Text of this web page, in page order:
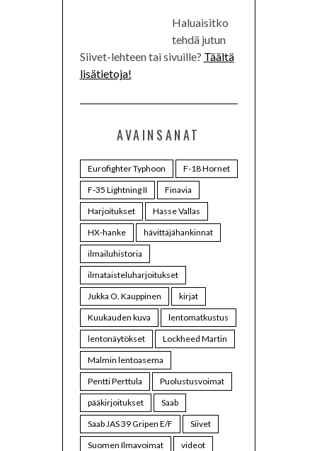
Haluaisitko
tehdä jutun
Siivet-lehteen tai sivuille? Täältä
lisätietoja!
AVAINSANAT
Eurofighter Typhoon
F-18 Hornet
F-35 Lightning II
Finavia
Harjoitukset
Hasse Vallas
HX-hanke
hävittäjähankinnat
ilmailuhistoria
ilmataisteluharjoitukset
Jukka O. Kauppinen
kirjat
Kuukauden kuva
lentomatkustus
lentonäytökset
Lockheed Martin
Malmin lentoasema
Pentti Perttula
Puolustusvoimat
pääkirjoitukset
Saab
Saab JAS 39 Gripen E/F
Siivet
Suomen Ilmavoimat
videot